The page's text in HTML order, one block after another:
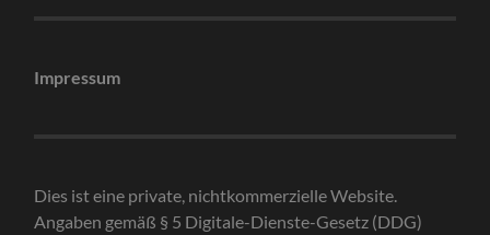
Impressum
Dies ist eine private, nichtkommerzielle Website.
Angaben gemäß § 5 Digitale-Dienste-Gesetz (DDG)